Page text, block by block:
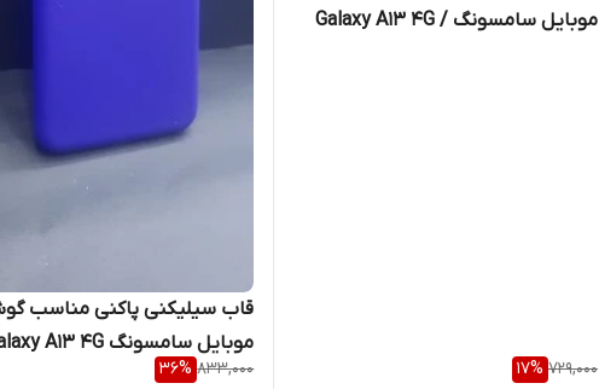
موبایل سامسونگ Galaxy A13 4G /
729,000
17%
قاب سیلیکنی پاکنی مناسب
موبایل سامسونگ Galaxy A13 4G
833,000
36%